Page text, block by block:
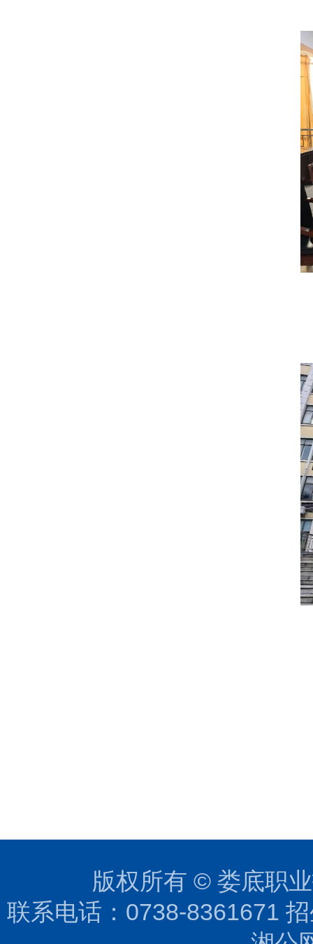
版权所有 © 娄底职
联系电话：0738-8361671